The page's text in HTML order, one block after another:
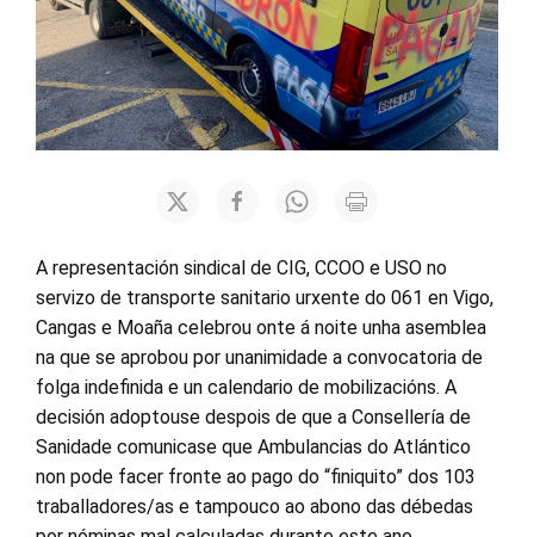
A representación sindical de CIG, CCOO e USO no
servizo de transporte sanitario urxente do 061 en Vigo,
Cangas e Moaña celebrou onte á noite unha asemblea
na que se aprobou por unanimidade a convocatoria de
folga indefinida e un calendario de mobilizacións. A
decisión adoptouse despois de que a Consellería de
Sanidade comunicase que Ambulancias do Atlántico
non pode facer fronte ao pago do “finiquito” dos 103
traballadores/as e tampouco ao abono das débedas